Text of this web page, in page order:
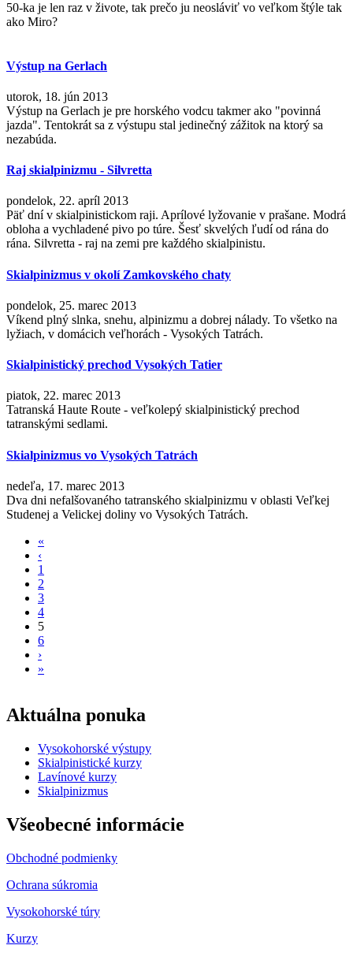
50-ka je len raz v živote, tak prečo ju neosláviť vo veľkom štýle tak
ako Miro?
Výstup na Gerlach
utorok, 18. jún 2013
Výstup na Gerlach je pre horského vodcu takmer ako "povinná
jazda". Tentokrát sa z výstupu stal jedinečný zážitok na ktorý sa
nezabúda.
Raj skialpinizmu - Silvretta
pondelok, 22. apríl 2013
Päť dní v skialpinistickom raji. Aprílové lyžovanie v prašane. Modrá
obloha a vychladené pivo po túre. Šesť skvelých ľudí od rána do
rána. Silvretta - raj na zemi pre každého skialpinistu.
Skialpinizmus v okolí Zamkovského chaty
pondelok, 25. marec 2013
Víkend plný slnka, snehu, alpinizmu a dobrej nálady. To všetko na
lyžiach, v domácich veľhorách - Vysokých Tatrách.
Skialpinistický prechod Vysokých Tatier
piatok, 22. marec 2013
Tatranská Haute Route - veľkolepý skialpinistický prechod
tatranskými sedlami.
Skialpinizmus vo Vysokých Tatrách
nedeľa, 17. marec 2013
Dva dni nefalšovaného tatranského skialpinizmu v oblasti Veľkej
Studenej a Velickej doliny vo Vysokých Tatrách.
Stránky
«
‹
1
2
3
4
5
6
›
»
Aktuálna ponuka
Vysokohorské výstupy
Skialpinistické kurzy
Lavínové kurzy
Skialpinizmus
Všeobecné informácie
Obchodné podmienky
Ochrana súkromia
Vysokohorské túry
Kurzy